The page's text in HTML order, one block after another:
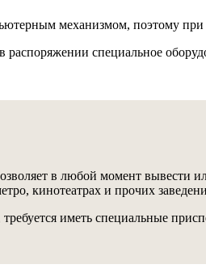
механизмом, поэтому при
специальное
в любой момент вывести
кинотеатрах и прочих
иметь специальные